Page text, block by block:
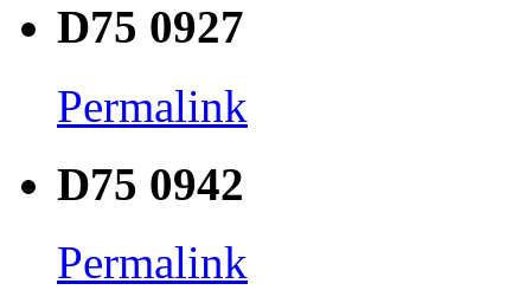
D75 0927
Permalink
D75 0942
Permalink